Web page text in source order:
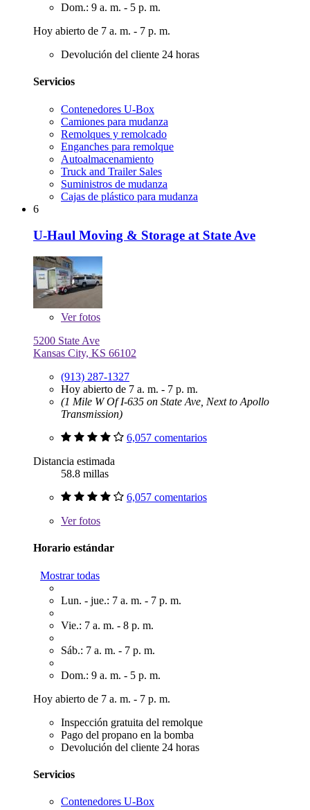
Dom.: 9 a. m. - 5 p. m.
Hoy abierto de 7 a. m. - 7 p. m.
Devolución del cliente 24 horas
Servicios
Contenedores U-Box
Camiones para mudanza
Remolques y remolcado
Enganches para remolque
Autoalmacenamiento
Truck and Trailer Sales
Suministros de mudanza
Cajas de plástico para mudanza
6
U-Haul Moving & Storage at State Ave
Verfotos
5200 State Ave
Kansas City, KS 66102
(913) 287-1327
Hoy abierto de 7 a. m. - 7 p. m.
(1 Mile W Of I-635 on State Ave, Next to Apollo
Transmission)
6,057 comentarios
Distancia estimada
58.8 millas
6,057 comentarios
Verfotos
Horario estándar
Mostrar todas
Lun. - jue.: 7 a. m. - 7 p. m.
Vie.: 7 a. m. - 8 p. m.
Sáb.: 7 a. m. - 7 p. m.
Dom.: 9 a. m. - 5 p. m.
Hoy abierto de 7 a. m. - 7 p. m.
Inspección gratuita del remolque
Pago del propano en la bomba
Devolución del cliente 24 horas
Servicios
Contenedores U-Box